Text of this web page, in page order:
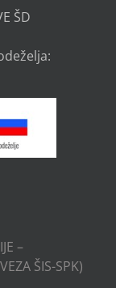
ŠD
–
ŠIS-SPK)